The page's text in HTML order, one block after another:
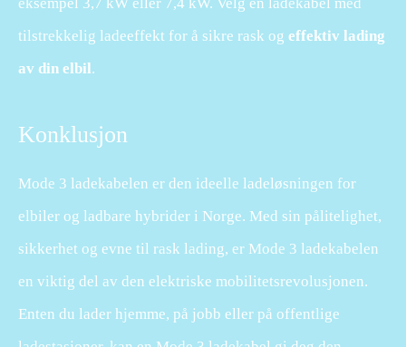
eksempel 3,7 kW eller 7,4 kW. Velg en ladekabel med
tilstrekkelig ladeeffekt for å sikre rask og effektiv lading
av din elbil.
Konklusjon
Mode 3 ladekabelen er den ideelle ladeløsningen for
elbiler og ladbare hybrider i Norge. Med sin pålitelighet,
sikkerhet og evne til rask lading, er Mode 3 ladekabelen
en viktig del av den elektriske mobilitetsrevolusjonen.
Enten du lader hjemme, på jobb eller på offentlige